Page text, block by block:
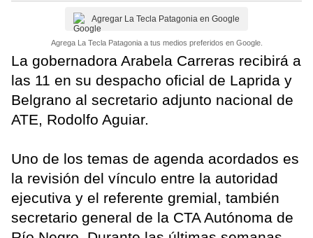
Agregar La Tecla Patagonia en Google
Agrega La Tecla Patagonia a tus medios preferidos en Google.
La gobernadora Arabela Carreras recibirá a
las 11 en su despacho oficial de Laprida y
Belgrano al secretario adjunto nacional de
ATE, Rodolfo Aguiar.
Uno de los temas de agenda acordados es
la revisión del vínculo entre la autoridad
ejecutiva y el referente gremial, también
secretario general de la CTA Autónoma de